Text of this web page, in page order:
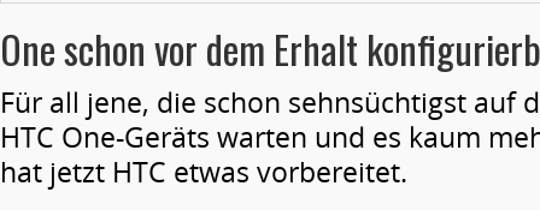
One schon vor dem Erhalt
Für all jene, die schon sehnsüchtigst auf
HTC One-Geräts warten und es kaum
hat jetzt HTC etwas vorbereitet.